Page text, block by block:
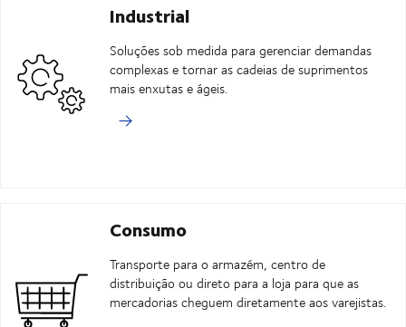
Industrial
Soluções sob medida para gerenciar demandas
complexas e tornar as cadeias de suprimentos
mais enxutas e ágeis.
Consumo
Transporte para o armazém, centro de
distribuição ou direto para a loja para que as
mercadorias cheguem diretamente aos varejistas.